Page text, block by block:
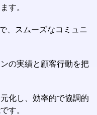
す。
、スムーズなコミュニ
の実績と顧客行動を把
化し、効率的で協調的
す。